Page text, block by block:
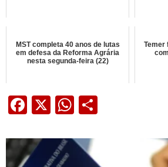
MST completa 40 anos de lutas
em defesa da Reforma Agrária
nesta segunda-feira (22)
Temer
Facebook
X WhatsApp